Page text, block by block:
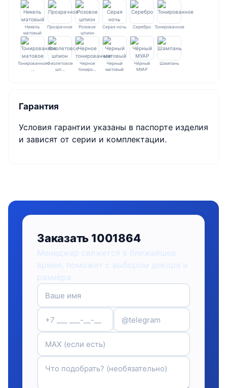
Никель
матовый
Прозрачное
Розовое
шпион
Серая ночь Серебро Тонированное
Тонированное
…
Фиолетовое
шп…
Черное
тониро…
Черный
матовый
Чёрный
МУАР
Шампань
Гарантия
Условия гарантии указаны в паспорте изделия
и зависят от серии и комплектации.
Заказать 1001864
Менеджер свяжется в ближайшее
время, поможет с выбором декора и
размера.